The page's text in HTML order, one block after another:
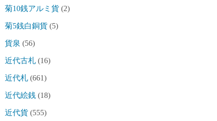
菊10銭アルミ貨 (2)
菊5銭白銅貨 (5)
貨泉 (56)
近代古札 (16)
近代札 (661)
近代絵銭 (18)
近代貨 (555)